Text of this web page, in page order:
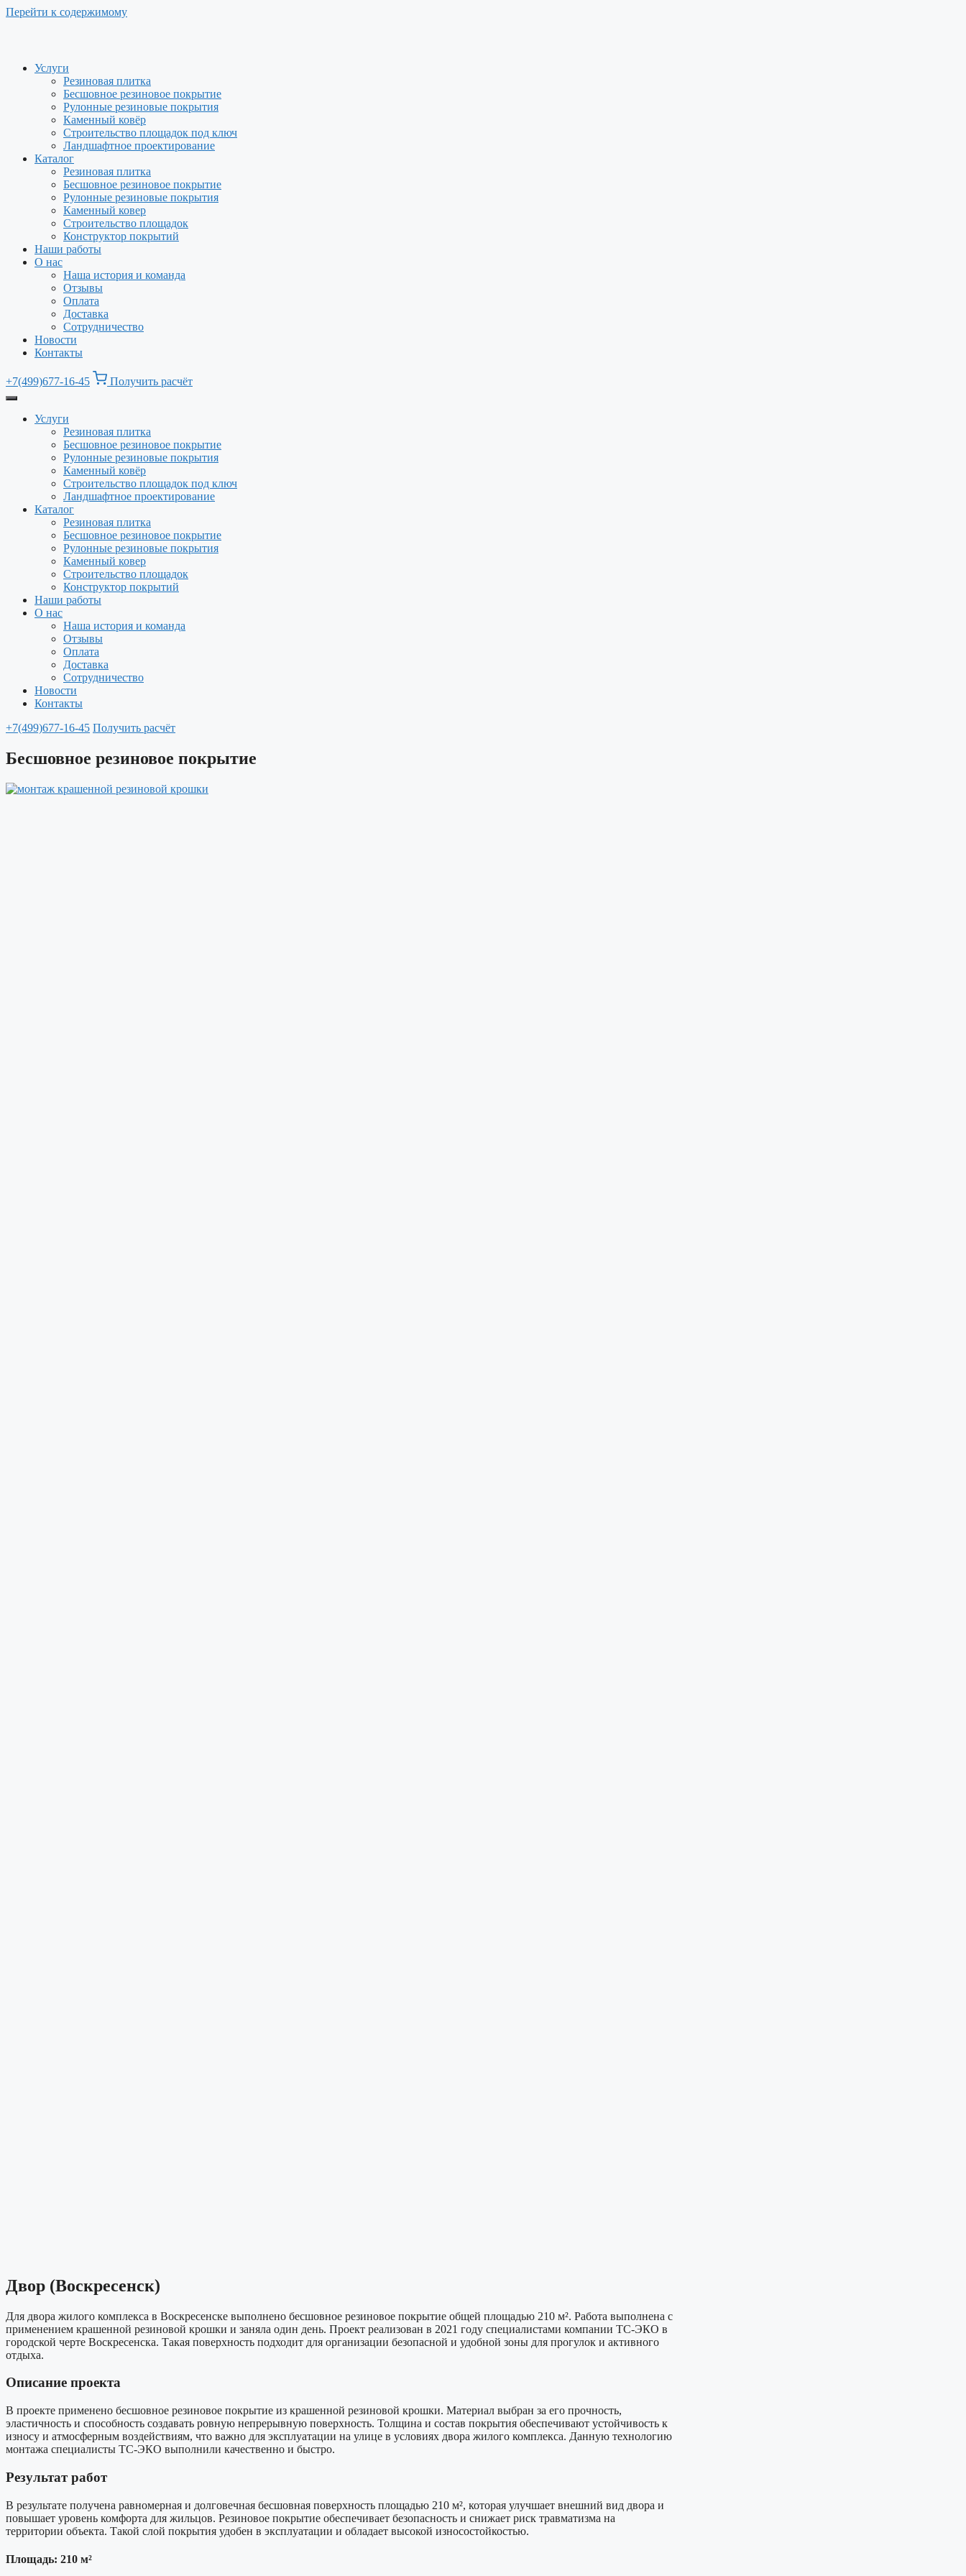
Перейти к содержимому
Услуги
Резиновая плитка
Бесшовное резиновое покрытие
Рулонные резиновые покрытия
Каменный ковёр
Строительство площадок под ключ
Ландшафтное проектирование
Каталог
Резиновая плитка
Бесшовное резиновое покрытие
Рулонные резиновые покрытия
Каменный ковер
Строительство площадок
Конструктор покрытий
Наши работы
О нас
Наша история и команда
Отзывы
Оплата
Доставка
Сотрудничество
Новости
Контакты
+7(499)677-16-45 Получить расчёт
Услуги
Резиновая плитка
Бесшовное резиновое покрытие
Рулонные резиновые покрытия
Каменный ковёр
Строительство площадок под ключ
Ландшафтное проектирование
Каталог
Резиновая плитка
Бесшовное резиновое покрытие
Рулонные резиновые покрытия
Каменный ковер
Строительство площадок
Конструктор покрытий
Наши работы
О нас
Наша история и команда
Отзывы
Оплата
Доставка
Сотрудничество
Новости
Контакты
+7(499)677-16-45 Получить расчёт
Бесшовное резиновое покрытие
Двор (Воскресенск)
Для двора жилого комплекса в Воскресенске выполнено бесшовное резиновое покрытие общей площадью 210 м². Работа выполнена с
применением крашенной резиновой крошки и заняла один день. Проект реализован в 2021 году специалистами компании ТС-ЭКО в
городской черте Воскресенска. Такая поверхность подходит для организации безопасной и удобной зоны для прогулок и активного
отдыха.
Описание проекта
В проекте применено бесшовное резиновое покрытие из крашенной резиновой крошки. Материал выбран за его прочность,
эластичность и способность создавать ровную непрерывную поверхность. Толщина и состав покрытия обеспечивают устойчивость к
износу и атмосферным воздействиям, что важно для эксплуатации на улице в условиях двора жилого комплекса. Данную технологию
монтажа специалисты ТС-ЭКО выполнили качественно и быстро.
Результат работ
В результате получена равномерная и долговечная бесшовная поверхность площадью 210 м², которая улучшает внешний вид двора и
повышает уровень комфорта для жильцов. Резиновое покрытие обеспечивает безопасность и снижает риск травматизма на
территории объекта. Такой слой покрытия удобен в эксплуатации и обладает высокой износостойкостью.
Площадь: 210 м²